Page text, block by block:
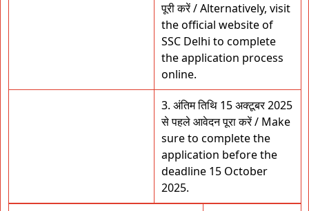
पूरी करें / Alternatively, visit
the official website of
SSC Delhi to complete
the application process
online.
3. अंतिम तिथि 15 अक्टूबर 2025
से पहले आवेदन पूरा करें / Make
sure to complete the
application before the
deadline 15 October
2025.